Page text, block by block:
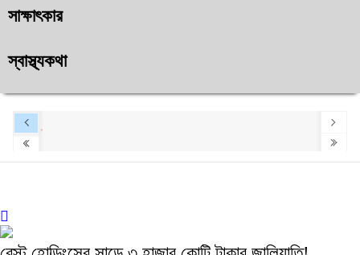
সাক্ষাৎকার
স্বাস্থ্যকথা